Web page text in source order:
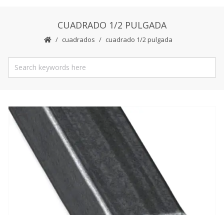
CUADRADO 1/2 PULGADA
cuadrados cuadrado 1/2 pulgada